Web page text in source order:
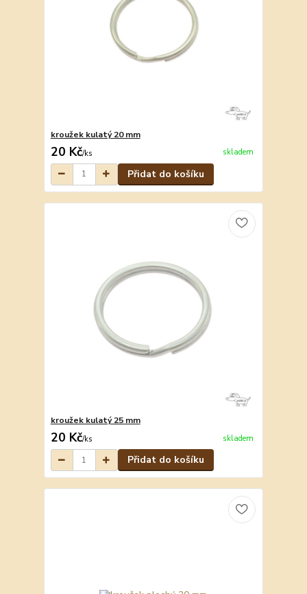
kroužek kulatý 20 mm
20 Kč/ks skladem
Přidat do košíku
kroužek kulatý 25 mm
20 Kč/ks skladem
Přidat do košíku